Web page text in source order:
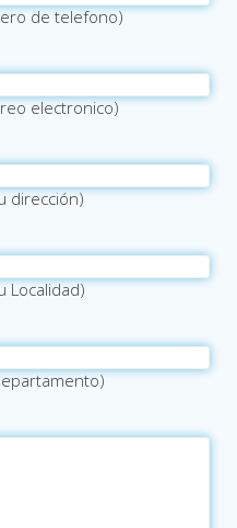
de telefono)
electronico)
dirección)
Localidad)